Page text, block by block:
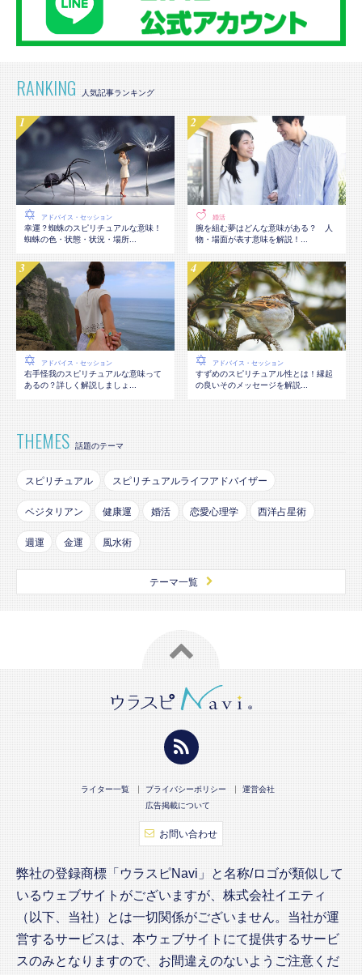
RANKING
アドバイス・セッション
幸運？蜘蛛のスピリチュアルな意味！
蜘蛛の色・状態・状況・場所...
婚活
腕を組む夢はどんな意味がある？ 人
物・場面が表す意味を解説！...
アドバイス・セッション
右手怪我のスピリチュアルな意味って
あるの？詳しく解説しましょ...
アドバイス・セッション
すずめのスピリチュアル性とは！縁起
の良いそのメッセージを解説...
THEMES 話題のテーマ
スピリチュアル スピリチュアルライフアドバイザー
ベジタリアン 健康運 婚活 恋愛心理学 西洋占星術
週運 金運 風水術
テーマ一覧
ライター一覧 プライバシーポリシー
運営会社
広告掲載について
お問い合わせ
弊社の登録商標「ウラスピNavi」と名称/ロゴが類似して
いるウェブサイトがございますが、株式会社イエティ
（以下、当社）とは一切関係がございません。当社が運
営するサービスは、本ウェブサイトにて提供するサービ
スのみとなりますので、お間違えのないようご注意くだ